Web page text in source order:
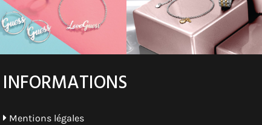
INFORMATIONS
Mentions légales